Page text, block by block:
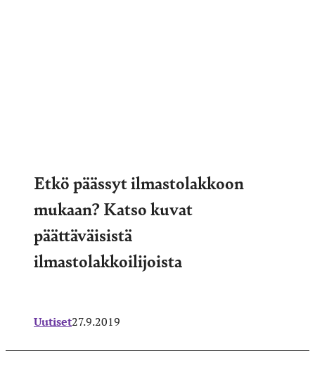
Etkö päässyt ilmastolakkoon
mukaan? Katso kuvat
päättäväisistä
ilmastolakkoilijoista
Uutiset27.9.2019